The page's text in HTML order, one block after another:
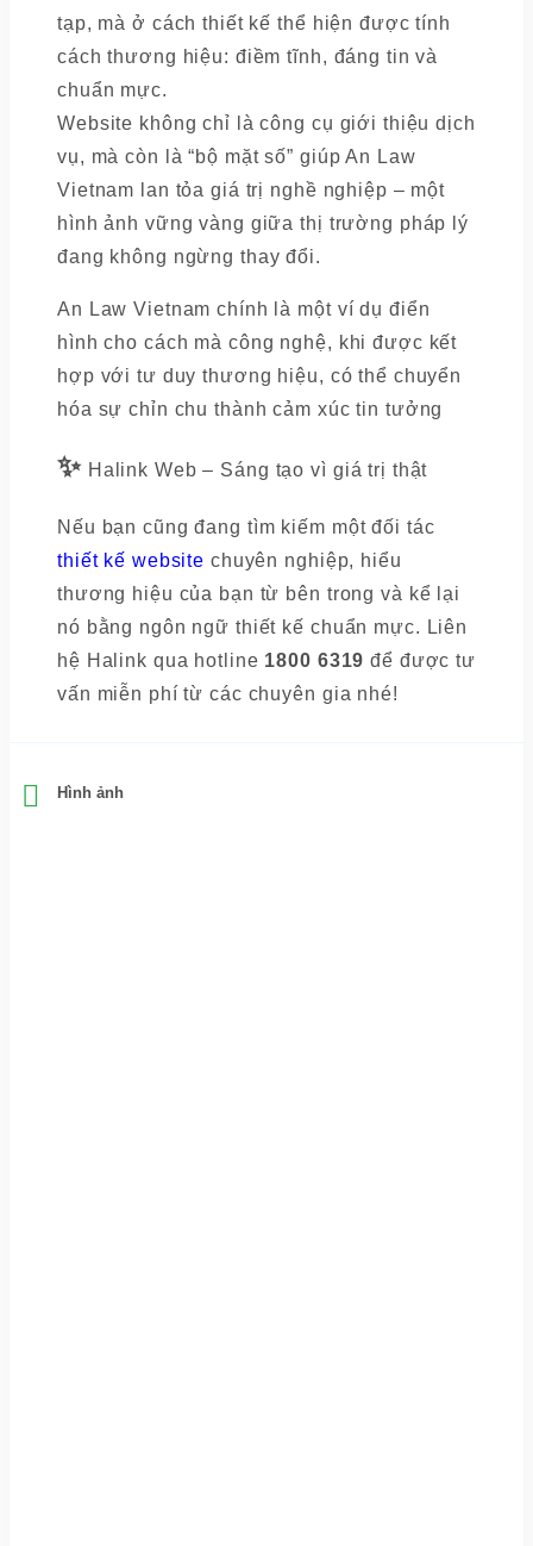
tạp, mà ở cách thiết kế thể hiện được tính
cách thương hiệu: điềm tĩnh, đáng tin và
chuẩn mực.
Website không chỉ là công cụ giới thiệu dịch
vụ, mà còn là “bộ mặt số” giúp An Law
Vietnam lan tỏa giá trị nghề nghiệp – một
hình ảnh vững vàng giữa thị trường pháp lý
đang không ngừng thay đổi.
An Law Vietnam chính là một ví dụ điển
hình cho cách mà công nghệ, khi được kết
hợp với tư duy thương hiệu, có thể chuyển
hóa sự chỉn chu thành cảm xúc tin tưởng
✨ Halink Web – Sáng tạo vì giá trị thật
Nếu bạn cũng đang tìm kiếm một đối tác
thiết kế website chuyên nghiệp, hiểu
thương hiệu của bạn từ bên trong và kể lại
nó bằng ngôn ngữ thiết kế chuẩn mực. Liên
hệ Halink qua hotline 1800 6319 để được tư
vấn miễn phí từ các chuyên gia nhé!
Hình ảnh